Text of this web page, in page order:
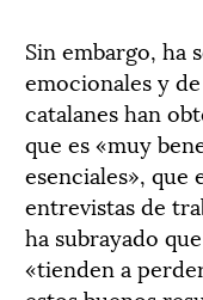
Sin embargo, ha
emocionales y
catalanes han
que es «muy
esenciales», que
entrevistas de
ha subrayado
«tienden a